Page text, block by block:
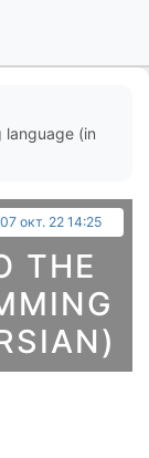
language (in
07 окт. 22 14:25
THE